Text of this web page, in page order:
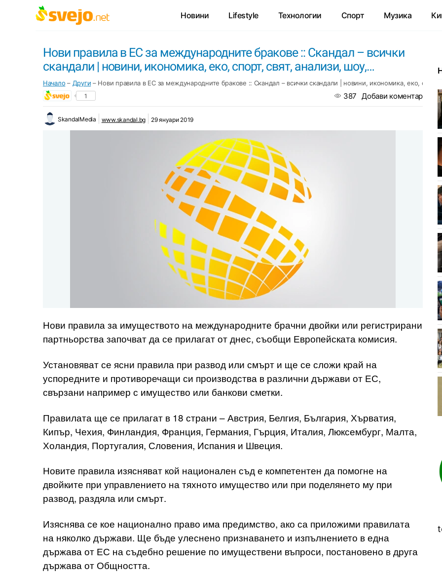
Новини Lifestyle Технологии Спорт Музика
Нови правила в ЕС за международните бракове :: Скандал – всички
скандали | новини, икономика, еко, спорт, свят, анализи, шоу,…
Начало – Други – Нови правила в ЕС за международните бракове :: Скандал – всички скандали | новини, икономика, еко,
1 387 Добави коментар
SkandalMedia www.skandal.bg 29 януари 2019
Нови правила за имуществото на международните брачни двойки или регистрирани
партньорства започват да се прилагат от днес, съобщи Европейската комисия.
Установяват се ясни правила при развод или смърт и ще се сложи край на
успоредните и противоречащи си производства в различни държави от ЕС,
свързани например с имущество или банкови сметки.
Правилата ще се прилагат в 18 страни – Австрия, Белгия, България, Хърватия,
Кипър, Чехия, Финландия, Франция, Германия, Гърция, Италия, Люксембург, Малта,
Холандия, Португалия, Словения, Испания и Швеция.
Новите правила изясняват кой национален съд е компетентен да помогне на
двойките при управлението на тяхното имущество или при поделянето му при
развод, раздяла или смърт.
Изяснява се кое национално право има предимство, ако са приложими правилата
на няколко държави. Ще бъде улеснено признаването и изпълнението в една
държава от ЕС на съдебно решение по имуществени въпроси, постановено в друга
държава от Общността.